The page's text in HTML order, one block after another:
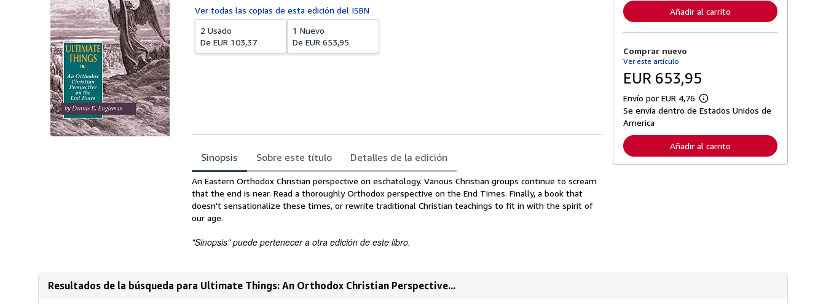
Ver todas las copias de esta edición del ISBN
2 Usado
De EUR 103,37
1 Nuevo
De EUR 653,95
Sinopsis Sobre este título Detalles de la edición
Sinopsis
An Eastern Orthodox Christian perspective on eschatology. Various Christian groups continue to scream
that the end is near. Read a thoroughly Orthodox perspective on the End Times. Finally, a book that
doesn't sensationalize these times, or rewrite traditional Christian teachings to fit in with the spirit of
our age.
"Sinopsis" puede pertenecer a otra edición de este libro.
f
o
r
s
b
e
a
v
Añadir al carrito
Comprar nuevo
Ver este artículo
EUR 653,95
Envío por EUR 4,76
M
á
f
o
r
Se envía dentro de Estados Unidos de
America
Añadir al carrito
Resultados de la búsqueda para Ultimate Things: An Orthodox Christian Perspective...